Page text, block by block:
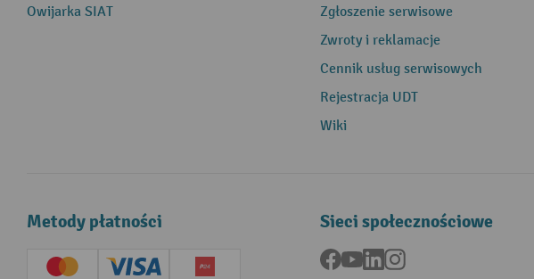
Owijarka SIAT
Zgłoszenie serwisowe
Zwroty i reklamacje
Cennik usług serwisowych
Rejestracja UDT
Wiki
Metody płatności
Creditcard (Master)Creditcard (Visa)
P24
Sieci społecznościowe
Facebook
YouTubeLinkedInInstagram